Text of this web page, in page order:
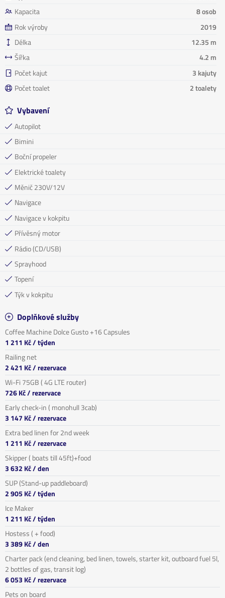
Kapacita
8 osob
Rok výroby
2019
Délka
12.35 m
Šířka
4.2 m
Počet kajut
3 kajuty
Počet toalet
2 toalety
Vybavení
Autopilot
Bimini
Boční propeler
Elektrické toalety
Měnič 230V/12V
Navigace
Navigace v kokpitu
Přívěsný motor
Rádio (CD/USB)
Sprayhood
Topení
Týk v kokpitu
Doplňkové služby
Coffee Machine Dolce Gusto +16 Capsules
1 211 Kč/ týden
Railing net
2 421 Kč/ rezervace
Wi-Fi 75GB ( 4G LTE router)
726 Kč/ rezervace
Early check-in ( monohull 3cab)
3 147 Kč/ rezervace
Extra bed linen for 2nd week
1 211 Kč/ rezervace
Skipper ( boats till 45ft)+food
3 632 Kč/ den
SUP (Stand-up paddleboard)
2 905 Kč/ týden
Ice Maker
1 211 Kč/ týden
Hostess ( + food)
3 389 Kč/ den
Charter pack (end cleaning, bed linen, towels, starter kit, outboard fuel 5l,
2 bottles of gas, transit log)
6 053 Kč/ rezervace
Pets on board